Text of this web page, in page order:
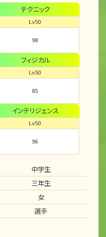
テクニック
Lv50
98
フィジカル
Lv50
85
インテリジェンス
Lv50
96
中学生
三年生
女
選手